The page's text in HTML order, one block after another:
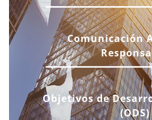
Comunicación
Objetivos de
(ODS)